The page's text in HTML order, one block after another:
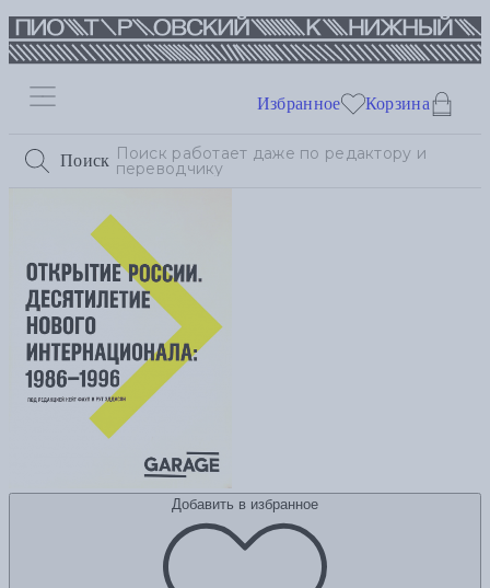
Поиск
Избранное Корзина
Добавить в избранное